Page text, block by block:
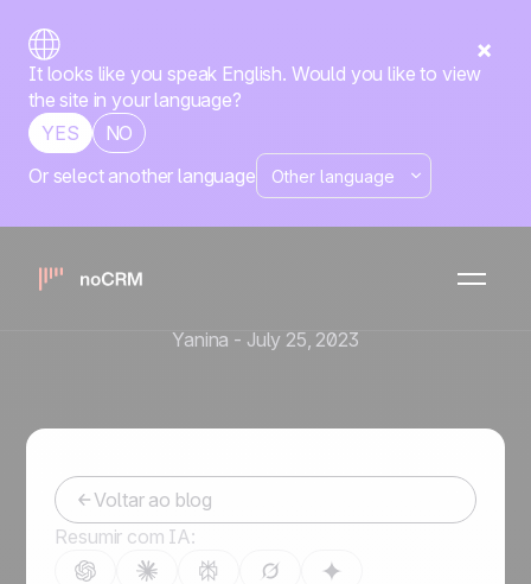
It looks like you speak English. Would you like to view
the site in your language?
YES
NO
Or select another language
Ferramentas de Vendas e Automação
Facilite suas vendas pelo
WhatsApp usando
Yanina - July 25, 2023
Voltar ao blog
Resumir com IA: